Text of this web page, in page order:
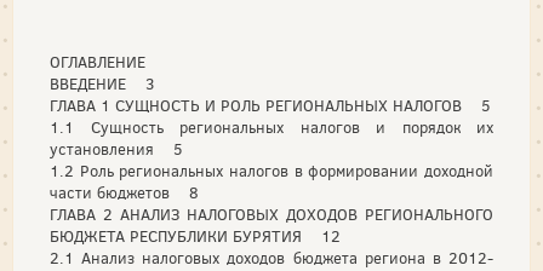
ОГЛАВЛЕНИЕ
ВВЕДЕНИЕ 3
ГЛАВА 1 СУЩНОСТЬ И РОЛЬ РЕГИОНАЛЬНЫХ НАЛОГОВ 5
1.1 Сущность региональных налогов и порядок их
установления 5
1.2 Роль региональных налогов в формировании доходной
части бюджетов 8
ГЛАВА 2 АНАЛИЗ НАЛОГОВЫХ ДОХОДОВ РЕГИОНАЛЬНОГО
БЮДЖЕТА РЕСПУБЛИКИ БУРЯТИЯ 12
2.1 Анализ налоговых доходов бюджета региона в 2012-